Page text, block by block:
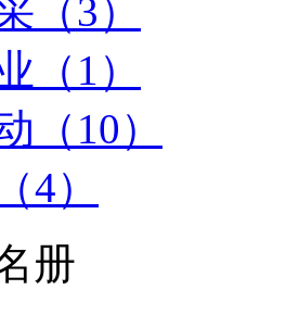
（3）
（1）
（10）
4）
册